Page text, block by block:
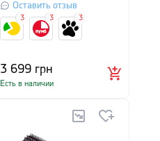
Оставить отзыв
3 699 грн
Есть в наличии
3 3 3